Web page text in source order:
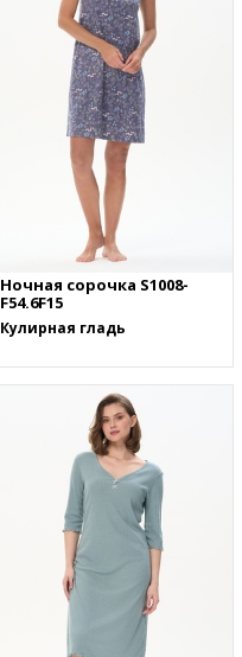
Ночная сорочка S1008-
F54.6F15
Кулирная гладь